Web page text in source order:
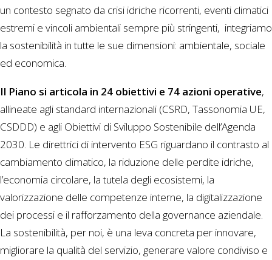
un contesto segnato da crisi idriche ricorrenti, eventi climatici
estremi e vincoli ambientali sempre più stringenti, integriamo
la sostenibilità in tutte le sue dimensioni: ambientale, sociale
ed economica.
Il Piano si articola in 24 obiettivi e 74 azioni operative,
allineate agli standard internazionali (CSRD, Tassonomia UE,
CSDDD) e agli Obiettivi di Sviluppo Sostenibile dell’Agenda
2030. Le direttrici di intervento ESG riguardano il contrasto al
cambiamento climatico, la riduzione delle perdite idriche,
l’economia circolare, la tutela degli ecosistemi, la
valorizzazione delle competenze interne, la digitalizzazione
dei processi e il rafforzamento della governance aziendale.
La sostenibilità, per noi, è una leva concreta per innovare,
migliorare la qualità del servizio, generare valore condiviso e